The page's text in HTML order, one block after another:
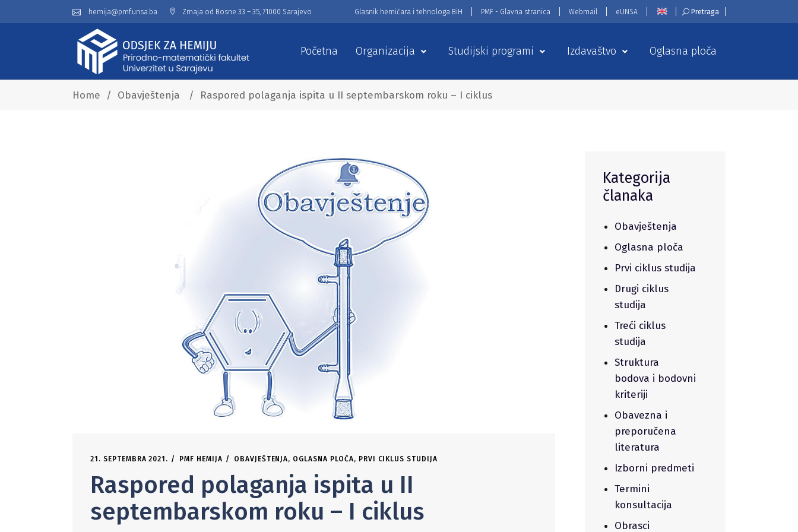
hemija@pmf.unsa.ba Zmaja od Bosne 33 – 35, 71000 Sarajevo Glasnik hemičara i tehnologa BiH PMF - Glavna stranica Webmail eUNSA Pretraga
Početna Organizacija Studijski programi Izdavaštvo Oglasna ploča
Home / Obavještenja / Raspored polaganja ispita u II septembarskom roku – I ciklus
21. SEPTEMBRA 2021. PMF HEMIJA OBAVJEŠTENJA, OGLASNA PLOČA, PRVI CIKLUS STUDIJA
Raspored polaganja ispita u II
septembarskom roku – I ciklus
Kategorija
članaka
Obavještenja
Oglasna ploča
Prvi ciklus studija
Drugi ciklus
studija
Treći ciklus
studija
Struktura
bodova i bodovni
kriteriji
Obavezna i
preporučena
literatura
Izborni predmeti
Termini
konsultacija
Obrasci